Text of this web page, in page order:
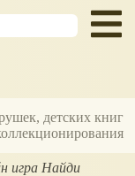
детских книг
игра Найди